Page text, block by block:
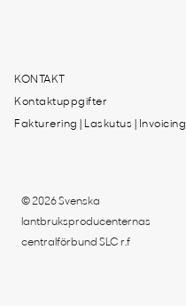
KONTAKT
Kontaktuppgifter
Fakturering | Laskutus | Invoicing
© 2026 Svenska
lantbruksproducenternas
centralförbund SLC r.f